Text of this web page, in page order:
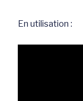
En utilisation :